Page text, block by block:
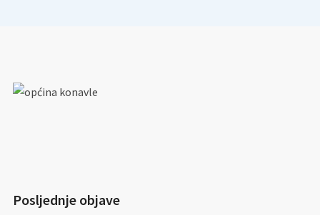
Posljednje objave